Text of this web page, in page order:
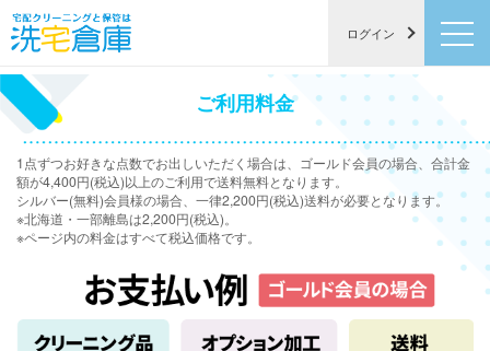
ログイン
ご利用料金
1点ずつお好きな点数でお出しいただく場合は、ゴールド会員の場合、合計金
額が4,400円(税込)以上のご利用で送料無料となります。
シルバー(無料)会員様の場合、一律2,200円(税込)送料が必要となります。
※北海道・一部離島は2,200円(税込)。
※ページ内の料金はすべて税込価格です。
×
[－] アイテムをリセット
合計金額（目安）シルバー会員価格
円(税込)
ゴールド会員価格
円(税込)
[×] シミュレーション終了